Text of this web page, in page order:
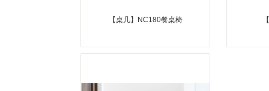
【桌几】NC180餐桌椅